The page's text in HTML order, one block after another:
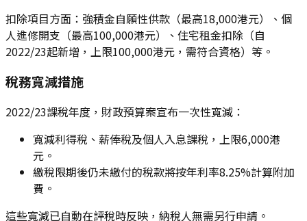
扣除項目方面：強積金自願性供款（最高18,000港元）、個
人進修開支（最高100,000港元）、住宅租金扣除（自
2022/23起新增，上限100,000港元，需符合資格）等。
稅務寬減措施
2022/23課稅年度，財政預算案宣布一次性寬減：
寬減利得稅、薪俸稅及個人入息課稅，上限6,000港
元。
繳稅限期後仍未繳付的稅款將按年利率8.25%計算附加
費。
這些寬減已自動在評稅時反映，納稅人無需另行申請。